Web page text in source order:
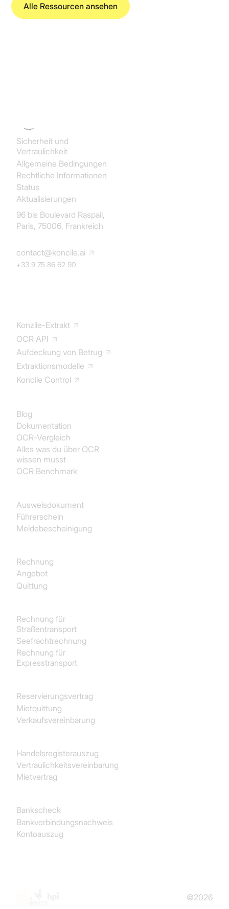
Alle Ressourcen ansehen
Konzile-Extrakt
OCR API
Aufdeckung von Betrug
Extraktionsmodelle
Koncile Control
Blog
Dokumentation
OCR-Vergleich
Alles was du über OCR
wissen musst
OCR Benchmark
Ausweisdokument
Führerschein
Meldebescheinigung
Rechnung
Angebot
Quittung
Rechnung für
Straßentransport
Seefrachtrechnung
Rechnung für
Expresstransport
Reservierungsvertrag
Mietquittung
Verkaufsvereinbarung
Handelsregisterauszug
Vertraulichkeitsvereinbarung
Mietvertrag
Bankscheck
Bankverbindungsnachweis
Kontoauszug
Sicherheit und
Vertraulichkeit
Allgemeine Bedingungen
Rechtliche Informationen
Status
Aktualisierungen
96 bis Boulevard Raspail,
Paris, 75006, Frankreich
contact@koncile.ai
+33 9 75 86 62 90
©2026